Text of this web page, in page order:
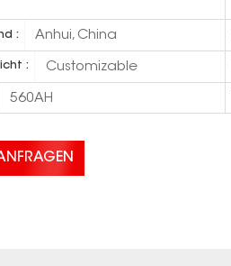
: Anhui, China
: Customizable
560AH